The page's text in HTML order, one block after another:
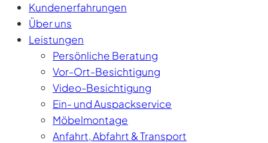
Kundenerfahrungen
Über uns
Leistungen
Persönliche Beratung
Vor-Ort-Besichtigung
Video-Besichtigung
Ein- und Auspackservice
Möbelmontage
Anfahrt, Abfahrt & Transport